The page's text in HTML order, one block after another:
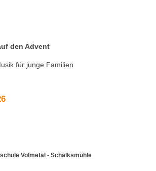
den Advent
für junge Familien
Volmetal - Schalksmühle